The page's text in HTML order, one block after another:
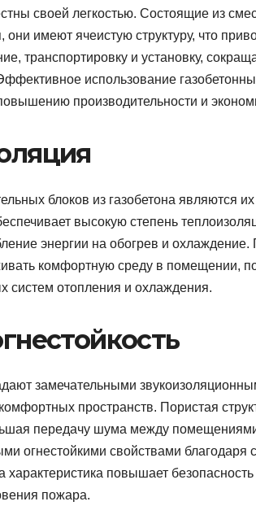
своей легкостью. Состоящие из
имеют ячеистую структуру, что
транспортировку и установку,
использование
производительности и
блоков из газобетона являются
высокую степень
энергии на обогрев и
комфортную среду в помещении,
систем отопления и охлаждения.
замечательными
пространств. Пористая
передачу шума между
огнестойкими свойствами благодаря
характеристика повышает
пожара.